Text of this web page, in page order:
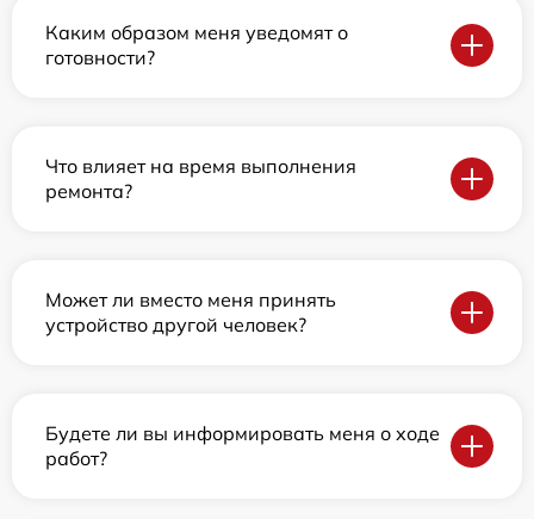
Каким образом меня уведомят о
готовности?
Что влияет на время выполнения
ремонта?
Может ли вместо меня принять
устройство другой человек?
Будете ли вы информировать меня о ходе
работ?